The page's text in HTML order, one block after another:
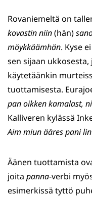
Rovaniemeltä on
kovastin niin(hän)
möykkäämhän. Kyse
sen sijaan ukkosesta,
käytetäänkin
tuottamisesta.
panoikken kamalast,
Kalliveren kylässä
Aim miun ääres pani
Äänen tuottamista
joita panna-verbi
esimerkissä tyttö